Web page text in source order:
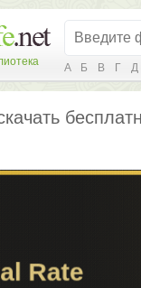
А Б В Г Д